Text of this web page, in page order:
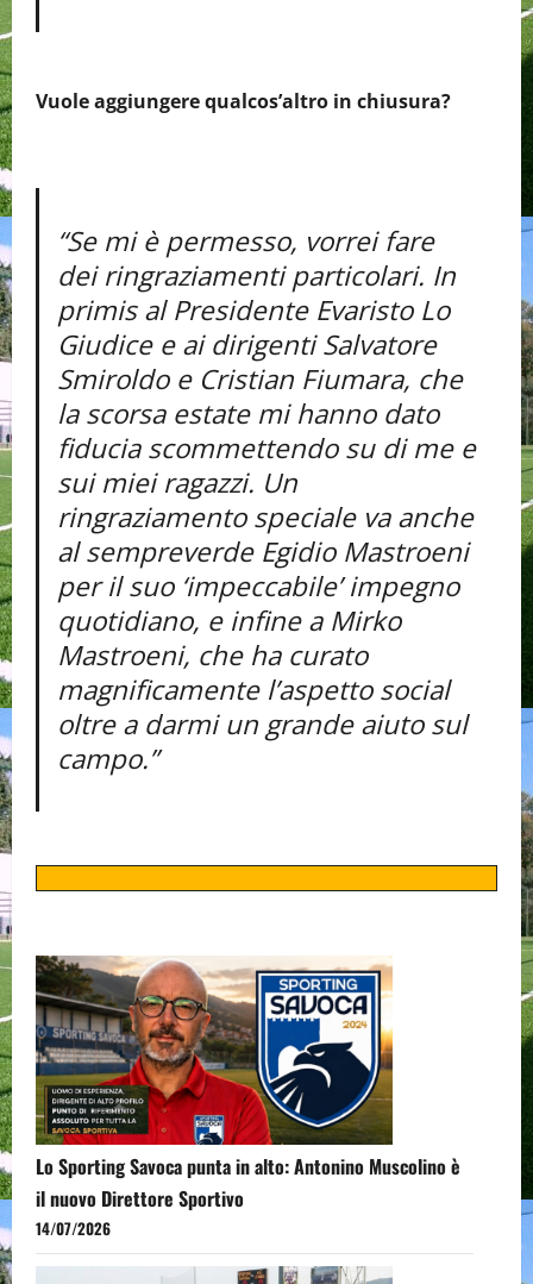
Vuole aggiungere qualcos’altro in chiusura?
“Se mi è permesso, vorrei fare
dei ringraziamenti particolari. In
primis al Presidente Evaristo Lo
Giudice e ai dirigenti Salvatore
Smiroldo e Cristian Fiumara, che
la scorsa estate mi hanno dato
fiducia scommettendo su di me e
sui miei ragazzi. Un
ringraziamento speciale va anche
al sempreverde Egidio Mastroeni
per il suo ‘impeccabile’ impegno
quotidiano, e infine a Mirko
Mastroeni, che ha curato
magnificamente l’aspetto social
oltre a darmi un grande aiuto sul
campo.”
Lo Sporting Savoca punta in alto: Antonino Muscolino è
il nuovo Direttore Sportivo
14/07/2026